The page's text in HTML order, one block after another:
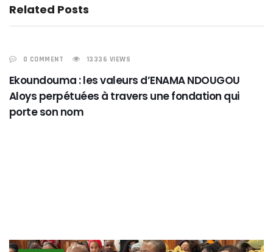
Related Posts
ACTUALITÉS
0 COMMENT 13336 VIEWS
Ekoundouma : les valeurs d’ENAMA NDOUGOU
Aloys perpétuées à travers une fondation qui
porte son nom